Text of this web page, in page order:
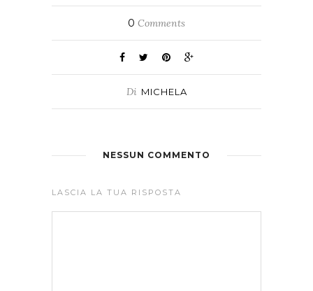
0 Comments
Di MICHELA
NESSUN COMMENTO
LASCIA LA TUA RISPOSTA